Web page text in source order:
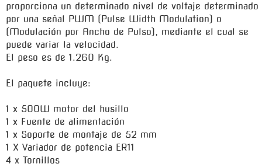
proporciona un determinado nivel de voltaje determinado
por una señal PWM (Pulse Width Modulation) o
(Modulación por Ancho de Pulso), mediante el cual se
puede variar la velocidad.
El peso es de 1.260 Kg.
El paquete incluye:
1 x 500W motor del husillo
1 x Fuente de alimentación
1 x Soporte de montaje de 52 mm
1 X Variador de potencia ER11
4 x Tornillos